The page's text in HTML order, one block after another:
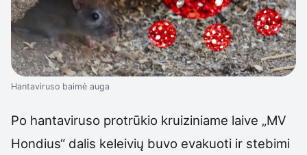
Hantaviruso baimė auga
Po hantaviruso protrūkio kruiziniame laive „MV
Hondius“ dalis keleivių buvo evakuoti ir stebimi